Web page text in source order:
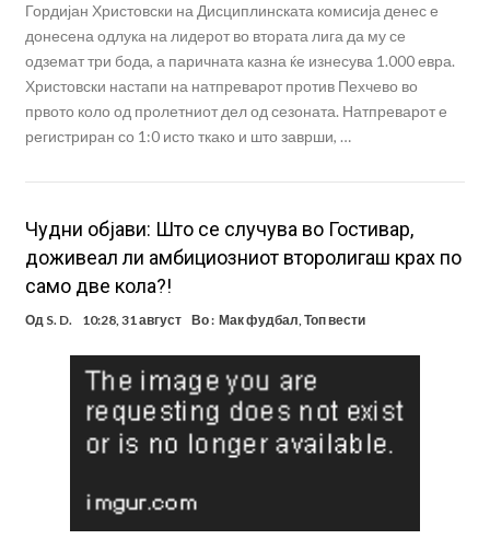
Гордијан Христовски на Дисциплинската комисија денес е
донесена одлука на лидерот во втората лига да му се
одземат три бода, а паричната казна ќе изнесува 1.000 евра.
Христовски настапи на натпреварот против Пехчево во
првото коло од пролетниот дел од сезоната. Натпреварот е
регистриран со 1:0 исто ткако и што заврши, …
Чудни објави: Што се случува во Гостивар,
доживеал ли амбициозниот второлигаш крах по
само две кола?!
Од S. D. 10:28, 31 август Во : Мак фудбал,Топ вести